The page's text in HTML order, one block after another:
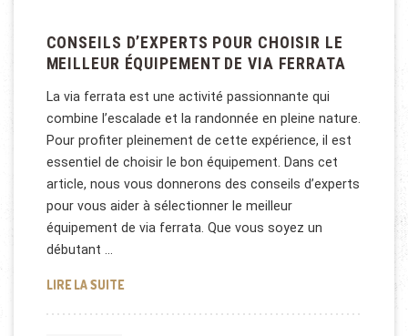
CONSEILS D’EXPERTS POUR CHOISIR LE
MEILLEUR ÉQUIPEMENT DE VIA FERRATA
La via ferrata est une activité passionnante qui
combine l’escalade et la randonnée en pleine nature.
Pour profiter pleinement de cette expérience, il est
essentiel de choisir le bon équipement. Dans cet
article, nous vous donnerons des conseils d’experts
pour vous aider à sélectionner le meilleur
équipement de via ferrata. Que vous soyez un
débutant …
LIRE LA SUITECONSEILS D’EXPERTS POUR CHOISIR LE MEILLEUR